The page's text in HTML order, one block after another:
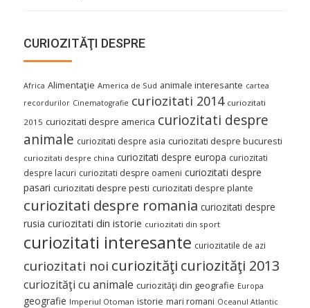
CURIOZITĂŢI DESPRE
Africa Alimentaţie America de Sud animale interesante cartea
recordurilor Cinematografie curiozitati 2014 curiozitati
2015 curiozitati despre america curiozitati despre
animale curiozitati despre asia curiozitati despre bucuresti
curiozitati despre china curiozitati despre europa curiozitati
despre lacuri curiozitati despre oameni curiozitati despre
pasari curiozitati despre pesti curiozitati despre plante
curiozitati despre romania curiozitati despre
rusia curiozitati din istorie curiozitati din sport
curiozitati interesante curiozitatile de azi
curiozitati noi curiozităţi curiozităţi 2013
curiozităţi cu animale curiozităţi din geografie Europa
geografie Imperiul Otoman istorie mari romani Oceanul Atlantic